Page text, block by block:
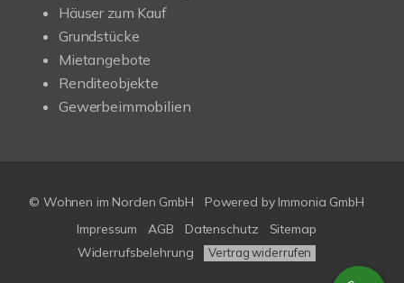
Häuser zum Kauf
Grundstücke
Mietangebote
Renditeobjekte
Gewerbeimmobilien
© Wohnen im Norden GmbH Powered by Immonia GmbH
Impressum
AGB Datenschutz
Sitemap
Widerrufsbelehrung
Vertrag widerrufen